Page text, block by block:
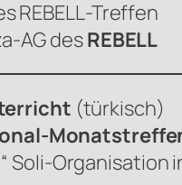
REBELL-Treffen
AG desREBELL
(türkisch)
“ Soli-Organisation